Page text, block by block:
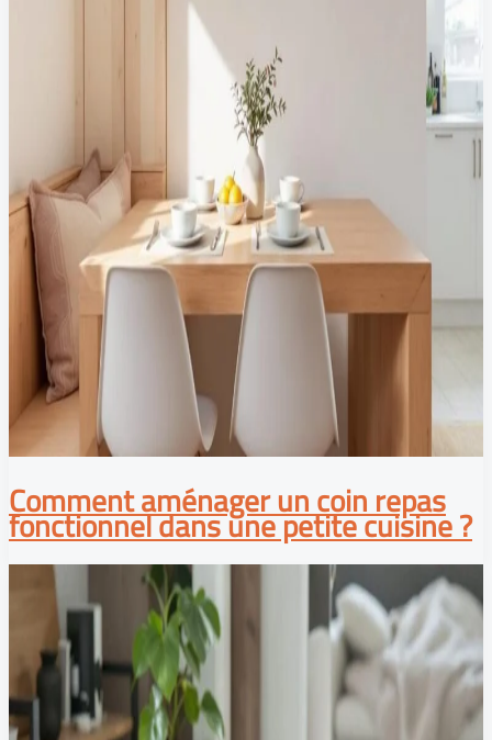
Comment aménager un coin repas
fonctionnel dans une petite cuisine ?